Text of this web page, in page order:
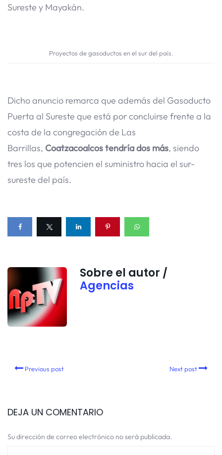
Sureste y Mayakán.
Proyectos de gasoductos en el sur del país.
Dicho anuncio remarca que además del Gasoducto
Puerta al Sureste que está por concluirse frente a la
costa de la congregación de Las
Barrillas, Coatzacoalcos tendría dos más, siendo
tres los que potencien el suministro hacia el sur-
sureste del país.
Sobre el autor /
Agencias
Previous post Next post
DEJA UN COMENTARIO
Su dirección de correo electrónico no será publicada.